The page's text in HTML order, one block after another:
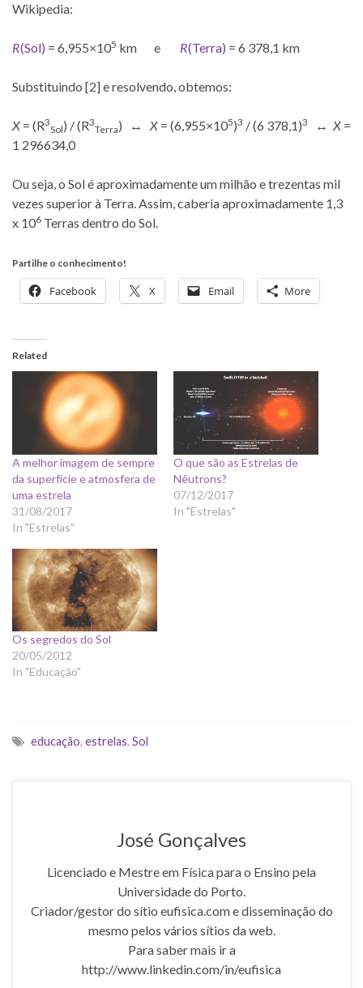
Wikipedia:
R(Sol) = 6,955×105 km e R(Terra) = 6 378,1 km
Substituindo [2] e resolvendo, obtemos:
X = (R3
Sol) / (R3
Terra) ↔ X = (6,955×105)3 / (6 378,1)3 ↔ X =
1 296634,0
Ou seja, o Sol é aproximadamente um milhão e trezentas mil
vezes superior à Terra. Assim, caberia aproximadamente 1,3
x 106 Terras dentro do Sol.
Partilhe o conhecimento!
Facebook X Email More
Related
A melhor imagem de sempre
da superfície e atmosfera de
uma estrela
31/08/2017
In "Estrelas"
O que são as Estrelas de
Nêutrons?
07/12/2017
In "Estrelas"
Os segredos do Sol
20/05/2012
In "Educação"
educação, estrelas, Sol
José Gonçalves
Licenciado e Mestre em Física para o Ensino pela
Universidade do Porto.
Criador/gestor do sítio eufisica.com e disseminação do
mesmo pelos vários sítios da web.
Para saber mais ir a
http://www.linkedin.com/in/eufisica